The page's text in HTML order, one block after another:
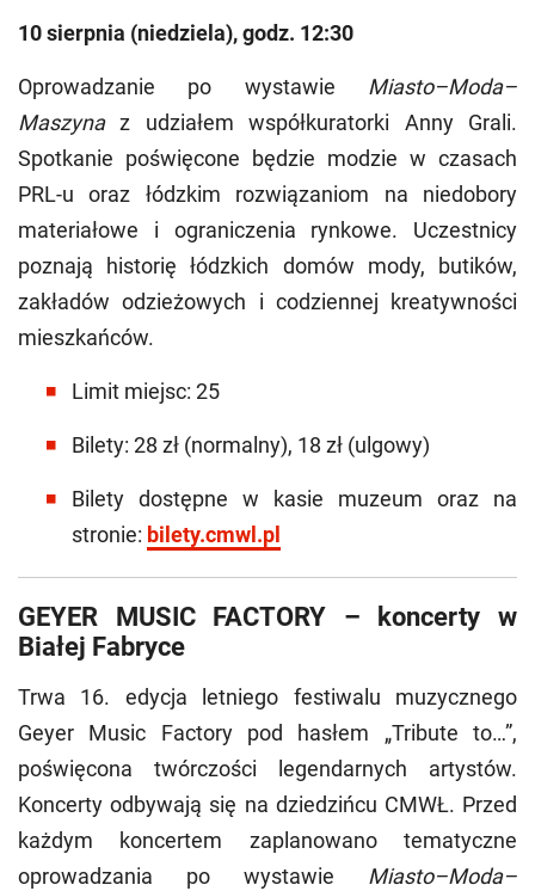
10 sierpnia (niedziela), godz. 12:30
Oprowadzanie po wystawie Miasto–Moda–
Maszynaz udziałem współkuratorki Anny Grali.
Spotkanie poświęcone będzie modzie w czasach
PRL-u oraz łódzkim rozwiązaniom na niedobory
materiałowe i ograniczenia rynkowe. Uczestnicy
poznają historię łódzkich domów mody, butików,
zakładów odzieżowych i codziennej kreatywności
mieszkańców.
Limit miejsc: 25
Bilety: 28 zł (normalny), 18 zł (ulgowy)
Bilety dostępne w kasie muzeum oraz na
stronie: bilety.cmwl.pl
GEYER MUSIC FACTORY – koncerty w
Białej Fabryce
Trwa 16. edycja letniego festiwalu muzycznego
Geyer Music Factory pod hasłem „Tribute to…”,
poświęcona twórczości legendarnych artystów.
Koncerty odbywają się na dziedzińcu CMWŁ. Przed
każdym koncertem zaplanowano tematyczne
oprowadzania po wystawie Miasto–Moda–